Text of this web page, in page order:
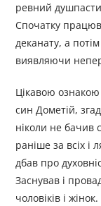
ревний
Спочатку
деканату, а
виявляючи
Цікавою
син Дометій,
ніколи не бачив
раніше за всіх
дбав про
Заснував і
чоловіків і